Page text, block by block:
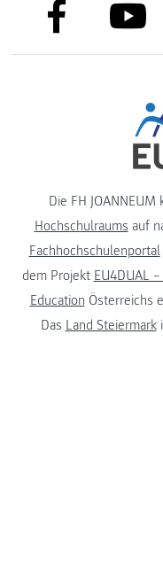
link to facebook
Die FH
Hochschulraums auf
Fachhochschulenportal
dem Projekt EU4DUAL
Education Österreichs
Das Land Steiermark